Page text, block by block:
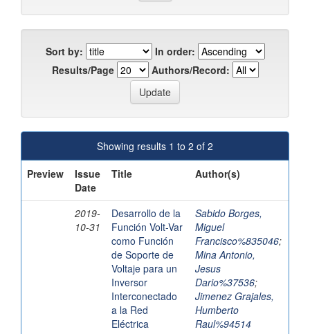
Sort by:
In order:
Results/Page
Authors/Record:
Showing results 1 to 2 of 2
Preview
Issue
Date
Title Author(s)
2019-
10-31
Desarrollo de la
Función Volt-Var
como Función
de Soporte de
Voltaje para un
Inversor
Interconectado
a la Red
Eléctrica
Sabido Borges,
Miguel
Francisco%835046;
Mina Antonio,
Jesus
Dario%37536;
Jimenez Grajales,
Humberto
Raul%94514